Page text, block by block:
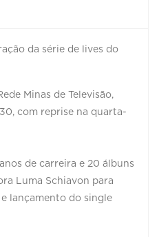
da série de lives do
Minas de Televisão,
com reprise na quarta-
de carreira e 20 álbuns
Luma Schiavon para
lançamento do single